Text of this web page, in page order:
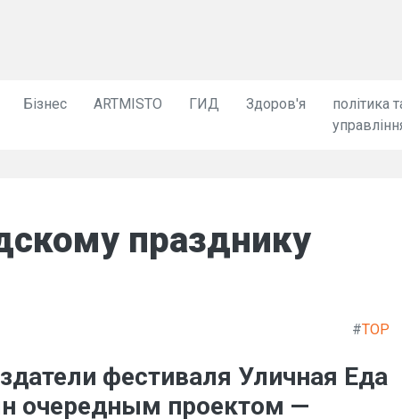
Бізнес ARTMISTO ГИД Здоров'я
політика
празднику
#TOP
фестиваля Уличная Еда
очередным проектом —